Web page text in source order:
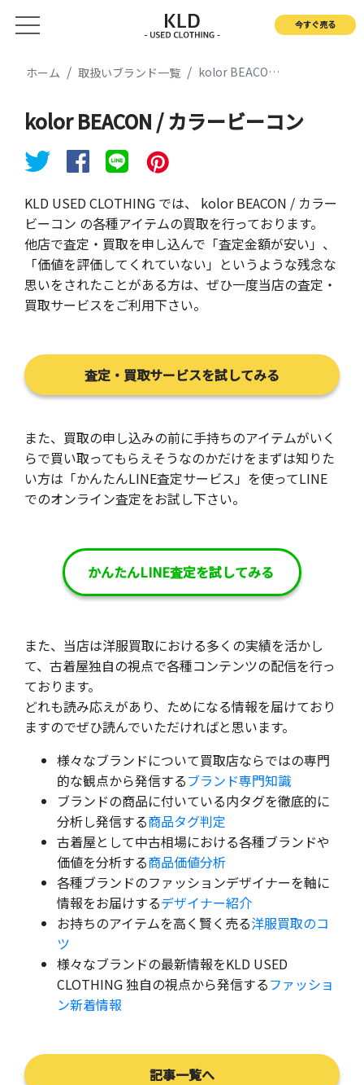
今すぐ売る
ホーム 取扱いブランド一覧 kolor BEACON / カラービーコン
kolor BEACON / カラービーコン
KLD USED CLOTHING では、 kolor BEACON / カラー
ビーコン の各種アイテムの買取を行っております。
他店で査定・買取を申し込んで「査定金額が安い」、
「価値を評価してくれていない」というような残念な
思いをされたことがある方は、ぜひ一度当店の査定・
買取サービスをご利用下さい。
査定・買取サービスを試してみる
また、買取の申し込みの前に手持ちのアイテムがいく
らで買い取ってもらえそうなのかだけをまずは知りた
い方は「かんたんLINE査定サービス」を使ってLINE
でのオンライン査定をお試し下さい。
かんたんLINE査定を試してみる
また、当店は洋服買取における多くの実績を活かし
て、古着屋独自の視点で各種コンテンツの配信を行っ
ております。
どれも読み応えがあり、ためになる情報を届けており
ますのでぜひ読んでいただければと思います。
様々なブランドについて買取店ならではの専門
的な観点から発信するブランド専門知識
ブランドの商品に付いている内タグを徹底的に
分析し発信する商品タグ判定
古着屋として中古相場における各種ブランドや
価値を分析する商品価値分析
各種ブランドのファッションデザイナーを軸に
情報をお届けするデザイナー紹介
お持ちのアイテムを高く賢く売る洋服買取のコ
ツ
様々なブランドの最新情報をKLD USED
CLOTHING 独自の視点から発信するファッショ
ン新着情報
記事一覧へ